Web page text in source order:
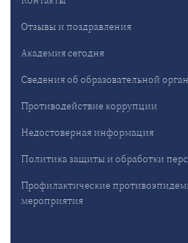
Отзывы и поздравления
Академия сегодня
Сведения об образовательной
Противодействие коррупции
Недостоверная информация
Политика защиты и обработки
Профилактические
мероприятия